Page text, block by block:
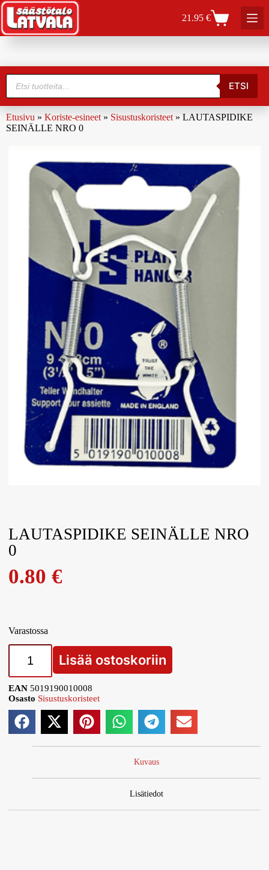
21.95€
ETSI
Etusivu » Koriste-esineet » Sisustuskoristeet » LAUTASPIDIKE
SEINÄLLE NRO 0
LAUTASPIDIKE SEINÄLLE NRO
0
0.80€
Varastossa
Lisää ostoskoriin
EAN5019190010008
Osasto Sisustuskoristeet
Kuvaus
Lisätiedot